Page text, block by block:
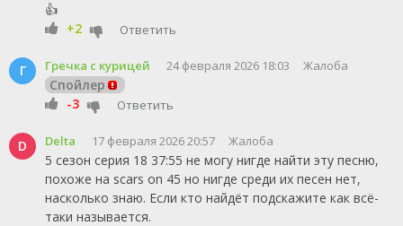
👍
+2
Ответить
Г Гречка с курицей 24 февраля 2026 18:03 Жалоба
Спойлер
-3
Ответить
D Delta 17 февраля 2026 20:57 Жалоба
5 сезон серия 18 37:55 не могу нигде найти эту песню,
похоже на scars on 45 но нигде среди их песен нет,
насколько знаю. Если кто найдёт подскажите как всё-
таки называется.